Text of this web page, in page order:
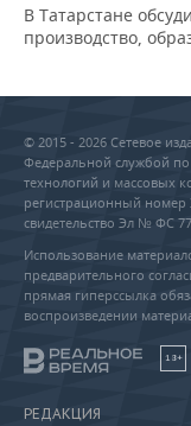
В Татарстане
производство,
© 2015 - 2026 Сетевое
Федеральной службой
технологий и массовых
регистрационный номер
свидетельство Эл № ФС
Использование
предварительного
прямая гиперссылка
воспроизведении
18+
РЕДАКЦИЯ